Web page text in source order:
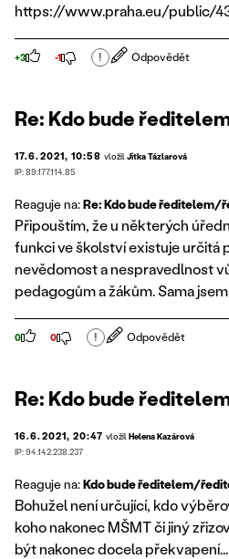
https://www.praha.eu/public/43/
+3 -1 ! Odpovědět
Re: Kdo bude
17.6.2021, 10:58 vložil Jitka Tázlarová
IP: 89.177.114.85
Reaguje na:Re: Kdo bude ředitelem/
Připouštím, že u některých
funkci ve školství existuje určitá
nevědomost a nespravedlnost
pedagogům a žákům. Sama
0 0 ! Odpovědět
Re: Kdo bude
16.6.2021, 20:47 vložil Helena Kazárová
IP: 94.142.238.237
Reaguje na:Kdo bude ředitelem/
Bohužel není určující, kdo
koho nakonec MŠMT či jiný
být nakonec docela